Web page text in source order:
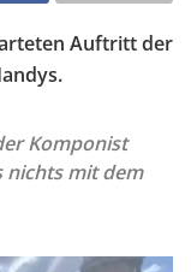
Auftritt der
Komponist
nichts mit dem